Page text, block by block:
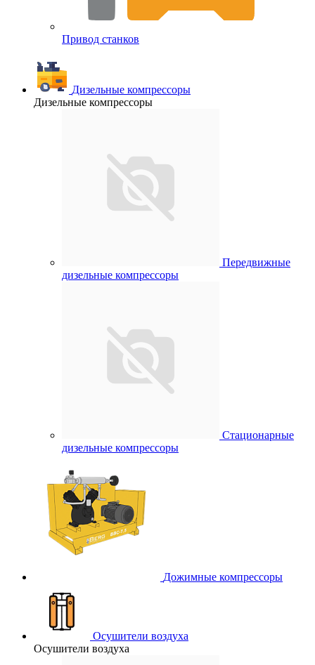
Привод станков
Дизельные компрессоры
Дизельные компрессоры
Передвижные
дизельные компрессоры
Стационарные
дизельные компрессоры
Дожимные компрессоры
Осушители воздуха
Осушители воздуха